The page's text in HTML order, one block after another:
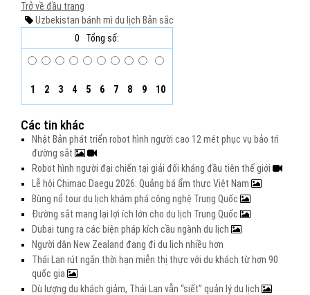
Trở về đầu trang
Uzbekistan bánh mì du lịch Bản sắc
0
Tổng số:
1 2 3 4 5 6 7 8 9 10
Các tin khác
Nhật Bản phát triển robot hình người cao 12 mét phục vụ bảo trì
đường sắt
Robot hình người đại chiến tại giải đối kháng đầu tiên thế giới
Lễ hội Chimac Daegu 2026: Quảng bá ẩm thực Việt Nam
Bùng nổ tour du lịch khám phá công nghệ Trung Quốc
Đường sắt mang lại lợi ích lớn cho du lịch Trung Quốc
Dubai tung ra các biện pháp kích cầu ngành du lịch
Người dân New Zealand đang đi du lịch nhiều hơn
Thái Lan rút ngắn thời hạn miễn thị thực với du khách từ hơn 90
quốc gia
Dù lượng du khách giảm, Thái Lan vẫn “siết” quản lý du lịch